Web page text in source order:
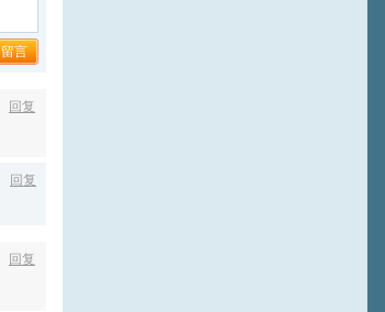
留言
回复
回复
回复